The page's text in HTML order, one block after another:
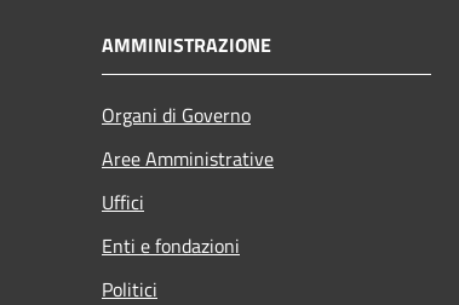
AMMINISTRAZIONE
Organi di Governo
Aree Amministrative
Uffici
Enti e fondazioni
Politici